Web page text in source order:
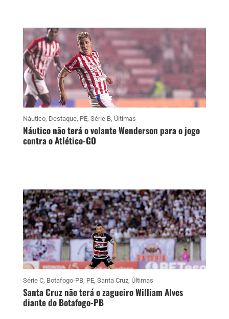
Náutico, Destaque, PE, Série B, Últimas
Náutico não terá o volante Wenderson para o jogo
contra o Atlético-GO
Série C, Botafogo-PB, PE, Santa Cruz, Últimas
Santa Cruz não terá o zagueiro William Alves
diante do Botafogo-PB